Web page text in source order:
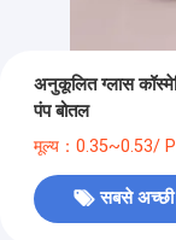
अनुकूलित ग्लास
पंप बोतल
मूल्य：0.35~0.53/
सबसे